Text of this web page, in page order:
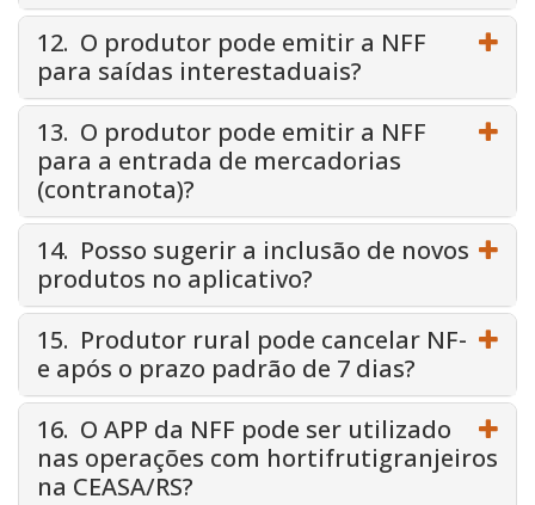
12. O produtor pode emitir a NFF
para saídas interestaduais?
13. O produtor pode emitir a NFF
para a entrada de mercadorias
(contranota)?
14. Posso sugerir a inclusão de novos
produtos no aplicativo?
15. Produtor rural pode cancelar NF-
e após o prazo padrão de 7 dias?
16. O APP da NFF pode ser utilizado
nas operações com hortifrutigranjeiros
na CEASA/RS?